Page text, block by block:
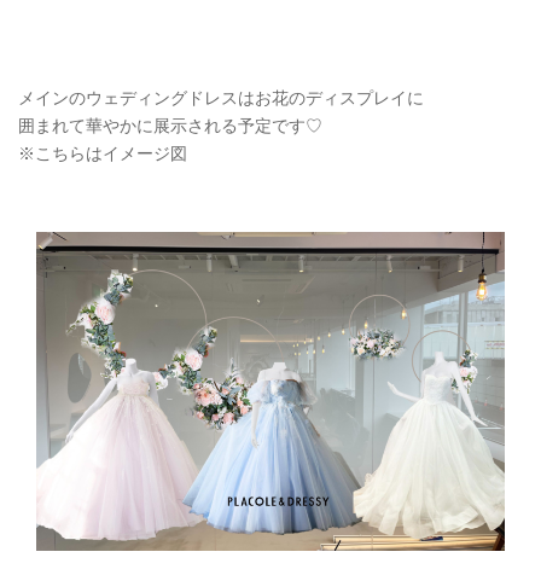
メインのウェディングドレスはお花のディスプレイに
囲まれて華やかに展示される予定です♡
※こちらはイメージ図